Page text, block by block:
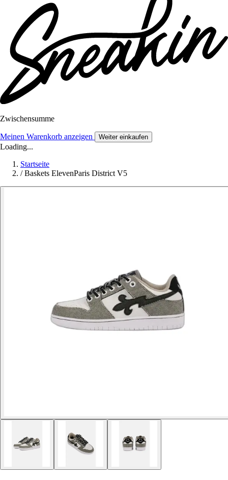
Zwischensumme
Meinen Warenkorb anzeigen Weiter einkaufen
Loading...
Startseite
/ Baskets ElevenParis District V5